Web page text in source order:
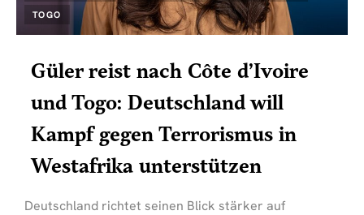
TOGO
Güler reist nach Côte d’Ivoire
und Togo: Deutschland will
Kampf gegen Terrorismus in
Westafrika unterstützen
Deutschland richtet seinen Blick stärker auf